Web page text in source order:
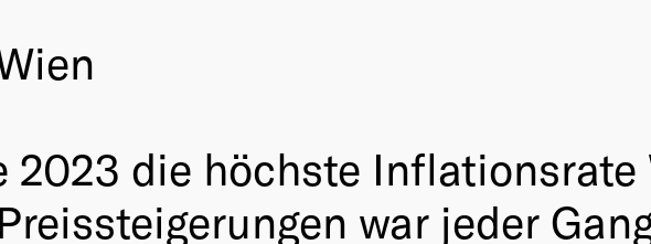
2023 die höchste Inflationsrate
war jeder